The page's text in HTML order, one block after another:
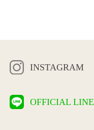
INSTAGRAM
OFFICIAL LINE